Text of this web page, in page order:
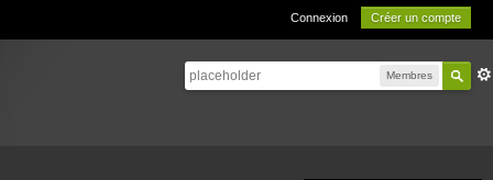
Connexion Créer un compte
Membres